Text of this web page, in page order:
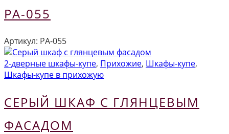
РА-055
Артикул: РА-055
2-дверные шкафы-купе, Прихожие, Шкафы-купе,
Шкафы-купе в прихожую
СЕРЫЙ ШКАФ С ГЛЯНЦЕВЫМ
ФАСАДОМ